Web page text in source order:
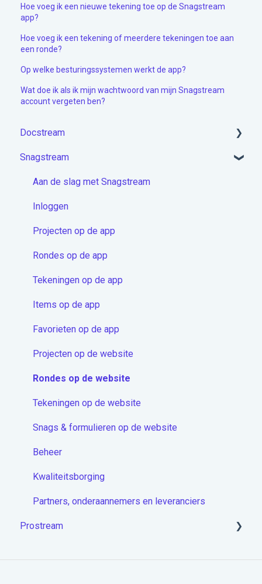
Hoe voeg ik een nieuwe tekening toe op de Snagstream
app?
Hoe voeg ik een tekening of meerdere tekeningen toe aan
een ronde?
Op welke besturingssystemen werkt de app?
Wat doe ik als ik mijn wachtwoord van mijn Snagstream
account vergeten ben?
Docstream
Aan de slag met Docstream
Account activeren & Inloggen
Projecten module
Mappen
Documenten
Berichten
Contactenmodule
Proceduremodule
Extra
Docstream App
Koppelingen
Overige artikelen
Snagstream
Aan de slag met Snagstream
Inloggen
Projecten op de app
Rondes op de app
Tekeningen op de app
Items op de app
Favorieten op de app
Projecten op de website
Rondes op de website
Tekeningen op de website
Snags & formulieren op de website
Beheer
Kwaliteitsborging
Partners, onderaannemers en leveranciers
Prostream